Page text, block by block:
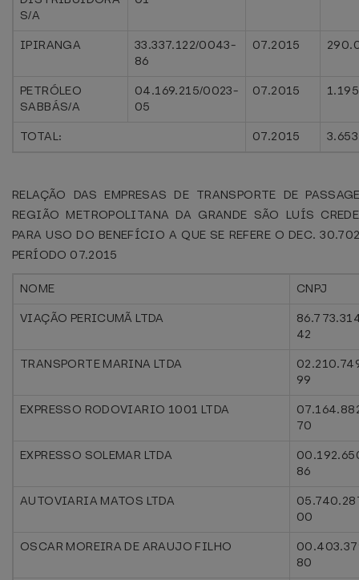
S/A
IPIRANGA
33.337.122/0043-
86
07.2015
PETRÓLEO
SABBÁS/A
04.169.215/0023-
05
07.2015
TOTAL: 07.2015
RELAÇÃO DAS EMPRESAS DE TRANSPORTE DE
REGIÃO METROPOLITANA DA GRANDE SÃO LUÍS
PARA USO DO BENEFÍCIO A QUE SE REFERE O DEC.
PERÍODO 07.2015
NOME
CNPJ
VIAÇÃO PERICUMÃ LTDA
42
TRANSPORTE MARINA LTDA
99
EXPRESSO RODOVIARIO 1001 LTDA
70
EXPRESSO SOLEMAR LTDA
86
AUTOVIARIA MATOS LTDA
00
OSCAR MOREIRA DE ARAUJO FILHO
80